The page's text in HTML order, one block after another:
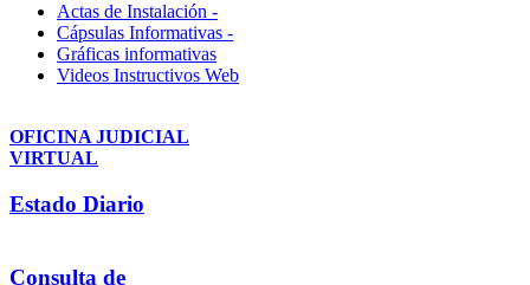
Actas de Instalación -
Cápsulas Informativas -
Gráficas informativas
Videos Instructivos Web
OFICINA JUDICIAL
VIRTUAL
Estado Diario
Consulta de